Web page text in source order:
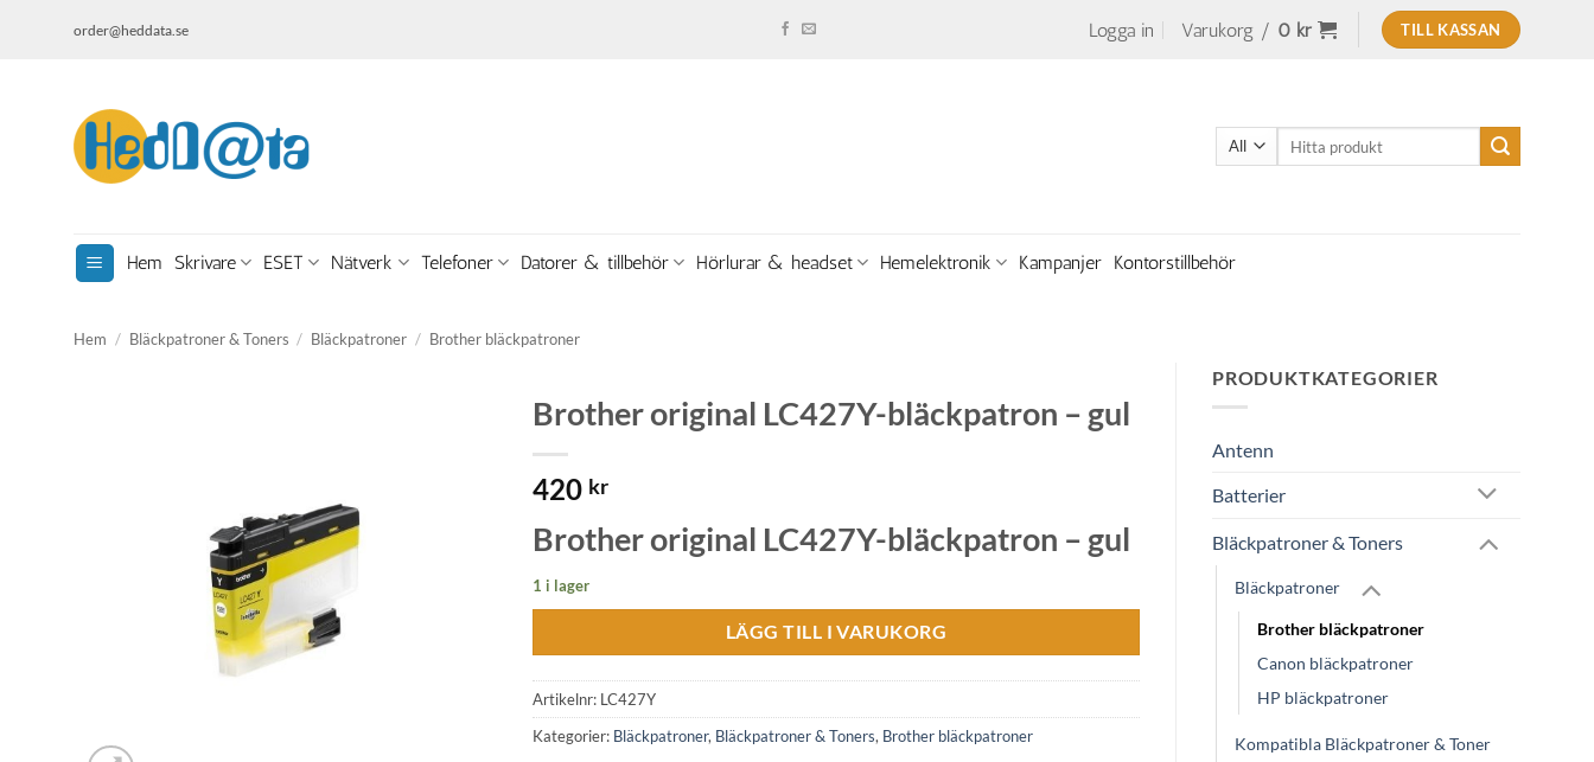
order@heddata.se Logga in Varukorg / 0 kr TILL KASSAN
Hem Skrivare ESET Nätverk Telefoner Datorer & tillbehör Hörlurar & headset Hemelektronik Kampanjer Kontorstillbehör
Hem / Bläckpatroner & Toners / Bläckpatroner / Brother bläckpatroner
PRODUKTKATEGORIER
Antenn
Batterier
Bläckpatroner & Toners
Bläckpatroner
Brother bläckpatroner
Canon bläckpatroner
HP bläckpatroner
Kompatibla Bläckpatroner & Toner
Brother original LC427Y-bläckpatron – gul
420 kr
Brother original LC427Y-bläckpatron – gul
1 i lager
LÄGG TILL I VARUKORG
Artikelnr: LC427Y
Kategorier: Bläckpatroner, Bläckpatroner & Toners, Brother bläckpatroner